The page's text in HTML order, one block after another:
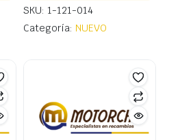
SKU: 1-121-014
Categoría: NUEVO